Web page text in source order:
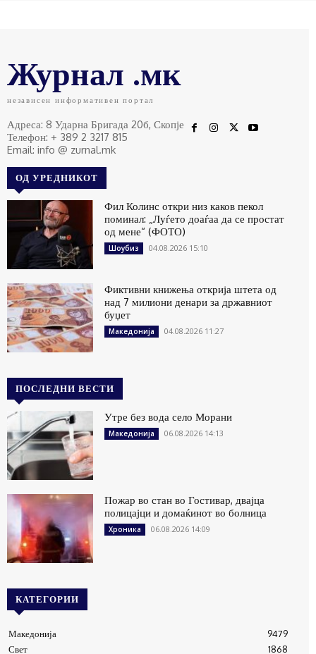
Журнал .мк
независен информативен портал
Адреса: 8 Ударна Бригада 20б, Скопје
Телефон: + 389 2 3217 815
Email: info @ zurnal.mk
ОД УРЕДНИКОТ
Фил Колинс откри низ каков пекол
поминал: „Луѓето доаѓаа да се простат
од мене“ (ФОТО)
Шоубиз 04.08.2026 15:10
Фиктивни книжења открија штета од
над 7 милиони денари за државниот
буџет
Македонија 04.08.2026 11:27
ПОСЛЕДНИ ВЕСТИ
Утре без вода село Морани
Македонија 06.08.2026 14:13
Пожар во стан во Гостивар, двајца
полицајци и домаќинот во болница
Хроника 06.08.2026 14:09
КАТЕГОРИИ
Македонија
9479
Свет
1868